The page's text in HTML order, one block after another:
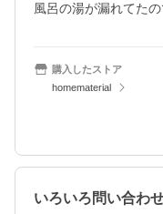
風呂の湯が漏れてた
購入したストア
homematerial